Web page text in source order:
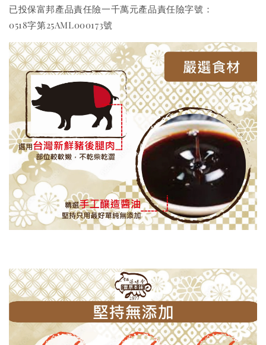
已投保富邦產品責任險一千萬元產品責任險字號：
0518字第25AML000173號